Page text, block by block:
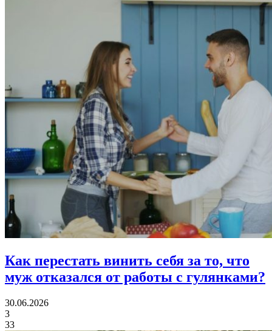
Как перестать винить себя за то, что
муж отказался от работы с гулянками?
30.06.2026
3
33